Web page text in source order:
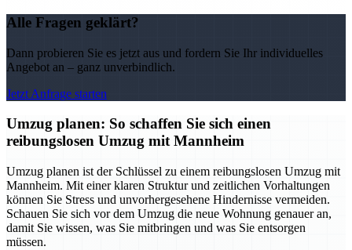
Alle Fragen geklärt?
Dann probieren Sie es jetzt aus und fordern Sie Ihr individuelles
Angebot an – ganz unverbindlich.
Jetzt Anfrage starten
Umzug planen: So schaffen Sie sich einen
reibungslosen Umzug mit Mannheim
Umzug planen ist der Schlüssel zu einem reibungslosen Umzug mit
Mannheim. Mit einer klaren Struktur und zeitlichen Vorhaltungen
können Sie Stress und unvorhergesehene Hindernisse vermeiden.
Schauen Sie sich vor dem Umzug die neue Wohnung genauer an,
damit Sie wissen, was Sie mitbringen und was Sie entsorgen
müssen.